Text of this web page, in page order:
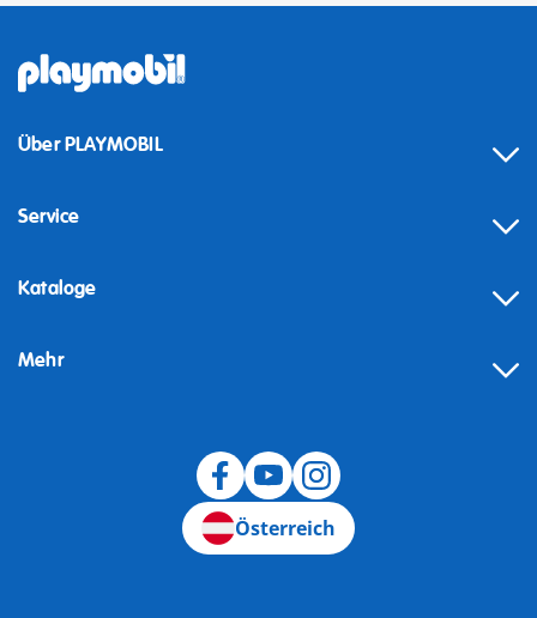
Über PLAYMOBIL
Service
Kataloge
Mehr
Österreich